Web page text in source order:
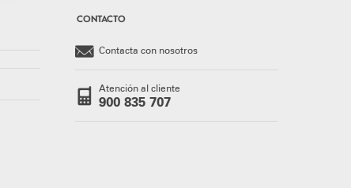
CONTACTO
Contacta con nosotros
Atención al cliente
900 835 707